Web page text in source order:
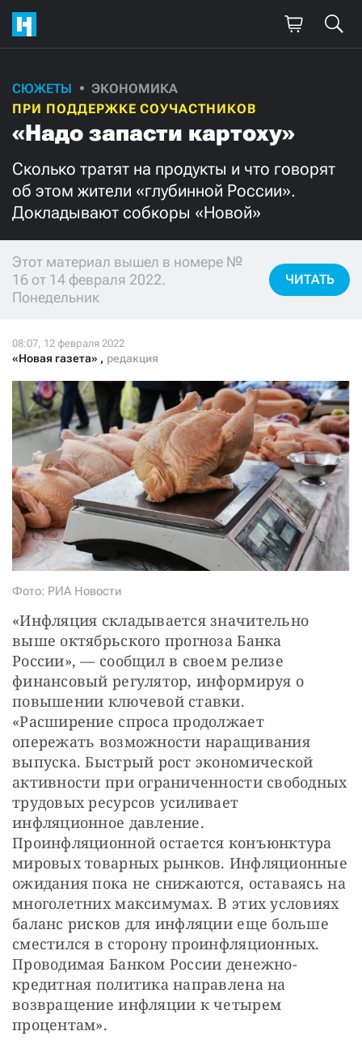
СЮЖЕТЫ
ЭКОНОМИКА
ПРИ ПОДДЕРЖКЕ СОУЧАСТНИКОВ
«Надо запасти картоху»
Сколько тратят на продукты и что говорят
об этом жители «глубинной России».
Докладывают собкоры «Новой»
Этот материал вышел в номере №
16 от 14 февраля 2022.
Понедельник
ЧИТАТЬ
«Новая газета» , редакция
Фото: РИА Новости
«Инфляция складывается значительно
выше октябрьского прогноза Банка
России», — сообщил в своем релизе
финансовый регулятор, информируя о
повышении ключевой ставки.
«Расширение спроса продолжает
опережать возможности наращивания
выпуска. Быстрый рост экономической
активности при ограниченности свободных
трудовых ресурсов усиливает
инфляционное давление.
Проинфляционной остается конъюнктура
мировых товарных рынков. Инфляционные
ожидания пока не снижаются, оставаясь на
многолетних максимумах. В этих условиях
баланс рисков для инфляции еще больше
сместился в сторону проинфляционных.
Проводимая Банком России денежно-
кредитная политика направлена на
возвращение инфляции к четырем
процентам».
Поддержите
нашу работу!
1000
я принимаю условия
ПОДЕЛИТЬСЯ С ДРУЗЬЯМИ
Если у вас есть вопросы, пишите donate@novayagazeta.ruили
звоните:
+7 (929) 612-03-68